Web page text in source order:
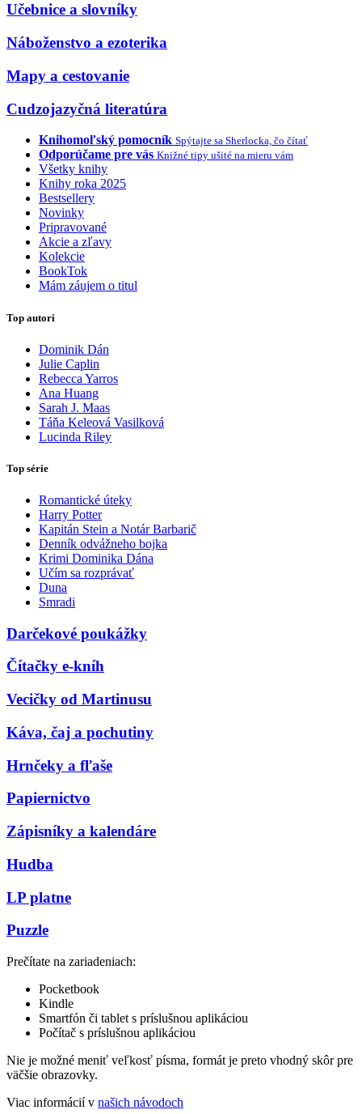
Učebnice a slovníky
Náboženstvo a ezoterika
Mapy a cestovanie
Cudzojazyčná literatúra
Knihomoľský pomocník Spýtajte sa Sherlocka, čo čítať
Odporúčame pre vás Knižné tipy ušité na mieru vám
Všetky knihy
Knihy roka 2025
Bestsellery
Novinky
Pripravované
Akcie a zľavy
Kolekcie
BookTok
Mám záujem o titul
Top autori
Dominik Dán
Julie Caplin
Rebecca Yarros
Ana Huang
Sarah J. Maas
Táňa Keleová Vasilková
Lucinda Riley
Top série
Romantické úteky
Harry Potter
Kapitán Stein a Notár Barbarič
Denník odvážneho bojka
Krimi Dominika Dána
Učím sa rozprávať
Duna
Smradi
Darčekové poukážky
Čítačky e-kníh
Vecičky od Martinusu
Káva, čaj a pochutiny
Hrnčeky a fľaše
Papiernictvo
Zápisníky a kalendáre
Hudba
LP platne
Puzzle
Prečítate na zariadeniach:
Pocketbook
Kindle
Smartfón či tablet s príslušnou aplikáciou
Počítač s príslušnou aplikáciou
Nie je možné meniť veľkosť písma, formát je preto vhodný skôr pre
väčšie obrazovky.
Viac informácií v našich návodoch